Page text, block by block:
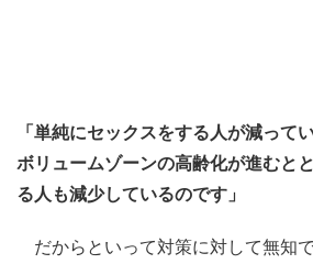
「単純にセックスをする人が減って
ボリュームゾーンの高齢化が進むと
る人も減少しているのです」
だからといって対策に対して無知